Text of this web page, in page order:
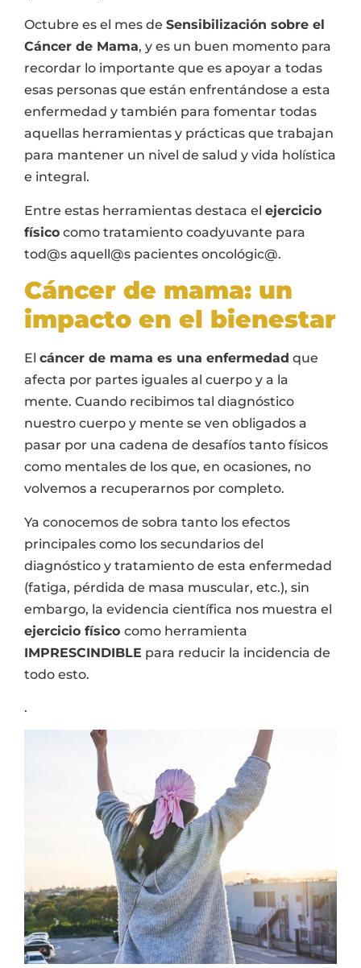
Octubre es el mes de Sensibilización sobre el
Cáncer de Mama, y es un buen momento para
recordar lo importante que es apoyar a todas
esas personas que están enfrentándose a esta
enfermedad y también para fomentar todas
aquellas herramientas y prácticas que trabajan
para mantener un nivel de salud y vida holística
e integral.
Entre estas herramientas destaca el ejercicio
físico como tratamiento coadyuvante para
tod@s aquell@s pacientes oncológic@.
Cáncer de mama: un
impacto en el bienestar
El cáncer de mama es una enfermedad que
afecta por partes iguales al cuerpo y a la
mente. Cuando recibimos tal diagnóstico
nuestro cuerpo y mente se ven obligados a
pasar por una cadena de desafíos tanto físicos
como mentales de los que, en ocasiones, no
volvemos a recuperarnos por completo.
Ya conocemos de sobra tanto los efectos
principales como los secundarios del
diagnóstico y tratamiento de esta enfermedad
(fatiga, pérdida de masa muscular, etc.), sin
embargo, la evidencia científica nos muestra el
ejercicio físico como herramienta
IMPRESCINDIBLE para reducir la incidencia de
todo esto.
.